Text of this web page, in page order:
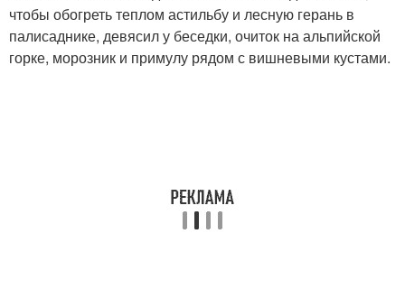
чтобы обогреть теплом астильбу и лесную герань в
палисаднике, девясил у беседки, очиток на альпийской
горке, морозник и примулу рядом с вишневыми кустами.